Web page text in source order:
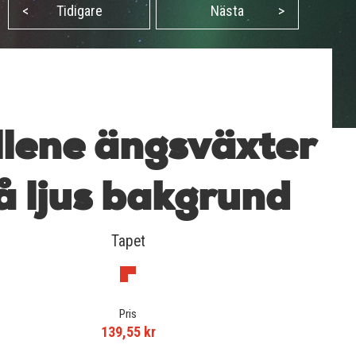
< Tidigare Nästa >
ängsväxter
ljus bakgrund
Tapet
Pris
139,55 kr